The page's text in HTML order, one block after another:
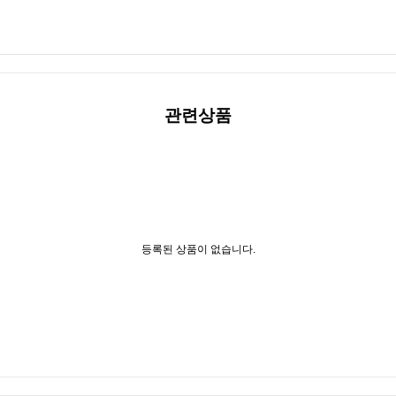
관련상품
등록된 상품이 없습니다.